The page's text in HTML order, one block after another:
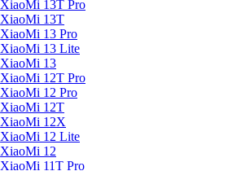
XiaoMi 13T Pro
XiaoMi 13T
XiaoMi 13 Pro
XiaoMi 13 Lite
XiaoMi 13
XiaoMi 12T Pro
XiaoMi 12 Pro
XiaoMi 12T
XiaoMi 12X
XiaoMi 12 Lite
XiaoMi 12
XiaoMi 11T Pro